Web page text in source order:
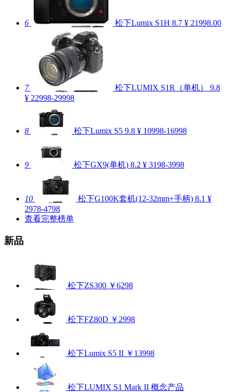
6 松下Lumix S1H 8.7 ¥ 21998.00
7 松下LUMIX S1R（单机）
9.8
¥ 22998-29998
8 松下Lumix S5 9.8 ¥ 10998-16998
9 松下GX9(单机) 8.2 ¥ 3198-3998
10 松下G100K套机(12-32mm+手柄) 8.1 ¥
2978-4798
查看完整榜单
新品
松下ZS300 ￥6298
松下FZ80D ￥2998
松下Lumix S5 II ￥13998
松下LUMIX S1 Mark II 概念产品